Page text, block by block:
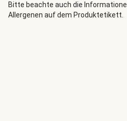
Rezepten Sommer auf den
Bitte beachte auch die
Allergenen auf dem Produktetikett.